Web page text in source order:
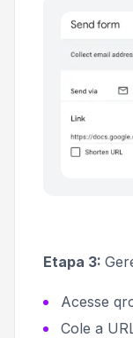
Etapa 3:
Acesse
Cole a